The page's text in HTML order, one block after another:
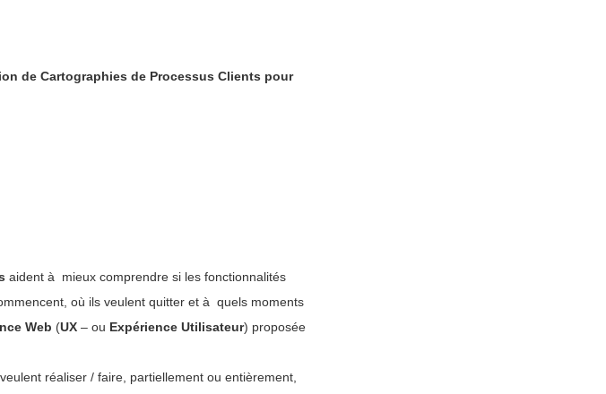
de Cartographies de Processus Clients pour
aident à mieux comprendre si les fonctionnalités
où ils veulent quitter et à quels moments
Web (UX – ou Expérience Utilisateur) proposée
réaliser / faire, partiellement ou entièrement,